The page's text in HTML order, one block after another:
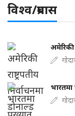
विश्व/प्रबास
अमेरिकी
भारतमा